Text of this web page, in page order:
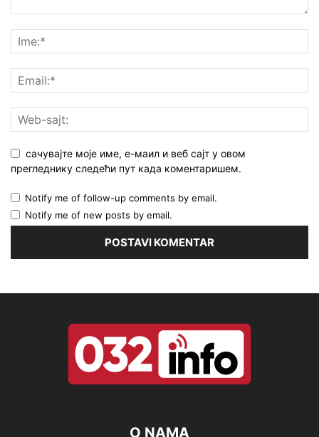
сачувајте моје име, е-маил и веб сајт у овом
прегледнику следећи пут када коментаришем.
Notify me of follow-up comments by email.
Notify me of new posts by email.
O NAMA